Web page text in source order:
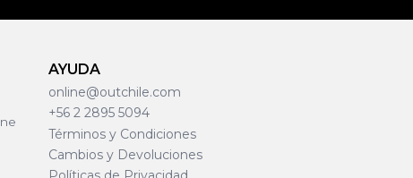
AYUDA
online@outchile.com
+56 2 2895 5094
Términos y Condiciones
Cambios y Devoluciones